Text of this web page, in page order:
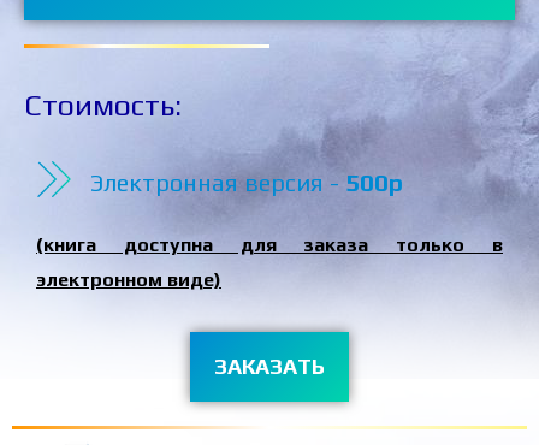
Стоимость:
Электронная версия - 500р
(книга доступна для заказа только в
электронном виде)
ЗАКАЗАТЬ